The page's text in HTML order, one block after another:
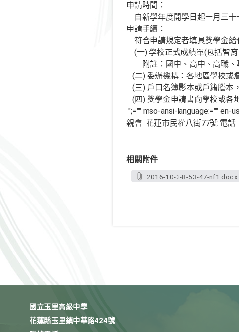
申請時間：
自新學年度開學日起十月三
申請手續：
符合申請規定者填具獎學金給
(一) 學校正式成績單(包括智
附註：國中、高中、高職
(二) 委辦機構：各地區學校或
(三) 戶口名簿影本或戶籍謄本
(四) 獎學金申請書向學校或各
";="" mso-ansi-language:="" en-
親會 花蓮市民權八街77號 電話
相關附件
2016-10-3-8-53-47-nf1.docx
國立玉里高級中學
花蓮縣玉里鎮中華路424號